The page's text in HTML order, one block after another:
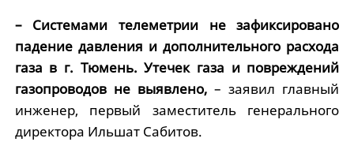
– Системами телеметрии не зафиксировано
падение давления и дополнительного расхода
газа в г. Тюмень. Утечек газа и повреждений
газопроводов не выявлено,– заявил главный
инженер, первый заместитель генерального
директора Ильшат Сабитов.